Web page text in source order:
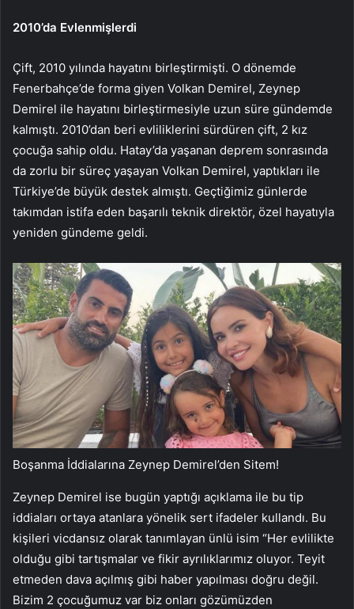
2010’da Evlenmişlerdi
Çift, 2010 yılında hayatını birleştirmişti. O dönemde
Fenerbahçe’de forma giyen Volkan Demirel, Zeynep
Demirel ile hayatını birleştirmesiyle uzun süre gündemde
kalmıştı. 2010’dan beri evliliklerini sürdüren çift, 2 kız
çocuğa sahip oldu. Hatay’da yaşanan deprem sonrasında
da zorlu bir süreç yaşayan Volkan Demirel, yaptıkları ile
Türkiye’de büyük destek almıştı. Geçtiğimiz günlerde
takımdan istifa eden başarılı teknik direktör, özel hayatıyla
yeniden gündeme geldi.
Boşanma İddialarına Zeynep Demirel’den Sitem!
Zeynep Demirel ise bugün yaptığı açıklama ile bu tip
iddiaları ortaya atanlara yönelik sert ifadeler kullandı. Bu
kişileri vicdansız olarak tanımlayan ünlü isim “Her evlilikte
olduğu gibi tartışmalar ve fikir ayrılıklarımız oluyor. Teyit
etmeden dava açılmış gibi haber yapılması doğru değil.
Bizim 2 çocuğumuz var biz onları gözümüzden